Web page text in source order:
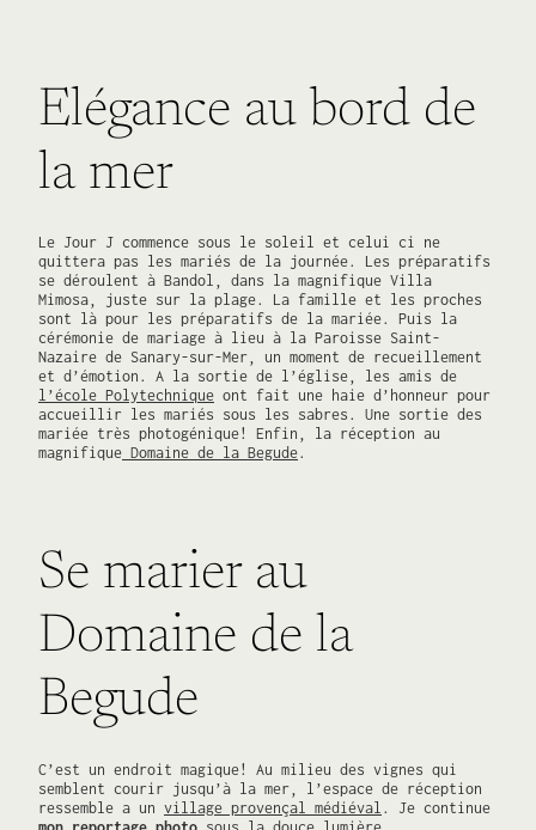
Elégance au bord de
la mer
Le Jour J commence sous le soleil et celui ci ne
quittera pas les mariés de la journée. Les préparatifs
se déroulent à Bandol, dans la magnifique Villa
Mimosa, juste sur la plage. La famille et les proches
sont là pour les préparatifs de la mariée. Puis la
cérémonie de mariage à lieu à la Paroisse Saint-
Nazaire de Sanary-sur-Mer, un moment de recueillement
et d’émotion. A la sortie de l’église, les amis de
l’école Polytechnique ont fait une haie d’honneur pour
accueillir les mariés sous les sabres. Une sortie des
mariée très photogénique! Enfin, la réception au
magnifique Domaine de la Begude.
Se marier au
Domaine de la
Begude
C’est un endroit magique! Au milieu des vignes qui
semblent courir jusqu’à la mer, l’espace de réception
ressemble a un village provençal médiéval . Je continue